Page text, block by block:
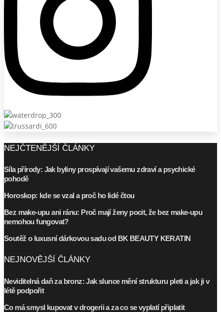
NEJČTENĚJŠÍ ČLÁNKY
Síla přírody: Jak byliny prospívají vašemu zdraví a psychické
pohodě
Horoskop: kde se vzal a proč ho lidé čtou
Bez make-upu ani ránu: Proč mají ženy pocit, že bez make-upu
nemohou fungovat?
Soutěž o luxusní dárkovou sadu od BK BEAUTY KERATIN
NEJNOVĚJŠÍ ČLÁNKY
Neviditelná daň za bronz: Jak slunce mění strukturu pleti a jak ji v
létě podpořit
Co má smysl kupovat v drogerii a za co se vyplatí připlatit